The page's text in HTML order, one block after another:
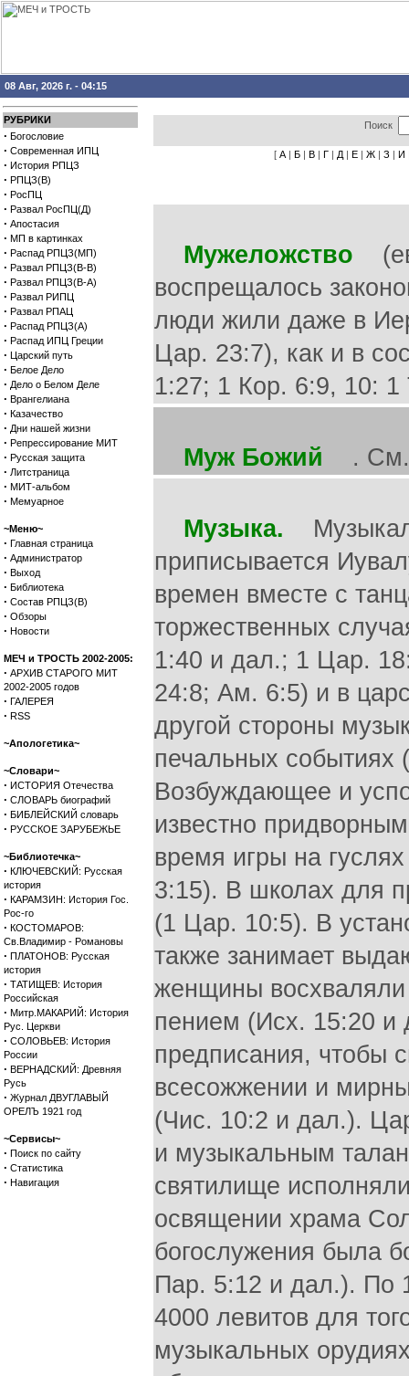
08 Авг, 2026 г. - 04:15
РУБРИКИ
· Богословие
· Современная ИПЦ
· История РПЦЗ
· РПЦЗ(В)
· РосПЦ
· Развал РосПЦ(Д)
· Апостасия
· МП в картинках
· Распад РПЦЗ(МП)
· Развал РПЦЗ(В-В)
· Развал РПЦЗ(В-А)
· Развал РИПЦ
· Развал РПАЦ
· Распад РПЦЗ(А)
· Распад ИПЦ Греции
· Царский путь
· Белое Дело
· Дело о Белом Деле
· Врангелиана
· Казачество
· Дни нашей жизни
· Репрессирование МИТ
· Русская защита
· Литстраница
· МИТ-альбом
· Мемуарное
~Меню~
· Главная страница
· Администратор
· Выход
· Библиотека
· Состав РПЦЗ(В)
· Обзоры
· Новости
МЕЧ и ТРОСТЬ 2002-2005:
· АРХИВ СТАРОГО МИТ
2002-2005 годов
· ГАЛЕРЕЯ
· RSS
~Апологетика~
~Словари~
· ИСТОРИЯ Отечества
· СЛОВАРЬ биографий
· БИБЛЕЙСКИЙ словарь
· РУССКОЕ ЗАРУБЕЖЬЕ
~Библиотечка~
· КЛЮЧЕВСКИЙ: Русская
история
· КАРАМЗИН: История Гос.
Рос-го
· КОСТОМАРОВ:
Св.Владимир - Романовы
· ПЛАТОНОВ: Русская
история
· ТАТИЩЕВ: История
Российская
· Митр.МАКАРИЙ: История
Рус. Церкви
· СОЛОВЬЕВ: История
России
· ВЕРНАДСКИЙ: Древняя
Русь
· Журнал ДВУГЛАВЫЙ
ОРЕЛЪ 1921 год
~Сервисы~
· Поиск по сайту
· Статистика
· Навигация
Поиск
[ А | Б | В | Г | Д | Е | Ж | З | И
Мужеложство
воспрещалось
люди жили даже в
Цар. 23:7), как и в
1:27; 1 Кор. 6:9, 10:
Муж Божий . См.
Музыка. Музыкальные инструменты, изобретение которых приписывается Иувалу (Быт. 4:21), упоминаются с древнейших времен вместе с танцами и пением; ими пользовались в торжественных случаях (Быт. 31:27; Исх. 15:20; 32:6,18; 3 Цар. 1:40 и дал.; 1 Цар. 18:6); при разгульных пиршествах (Ис. 5:12; 24:8; Ам. 6:5) и в царских дворцах (2 Цар. 19:35; Еккл. 2:8). С другой стороны музыка и пение выражали и горе при печальных событиях (Иер. 9:17; 2 Пар. 35:25; Мат. 9:23). Возбуждающее и успокаивающее влияние музыки было известно придворным тоскующего Саула (1 Цар. 16:16, 23). Во время игры на гуслях Илия принял дух пророчества (4 Цар. 3:15). В школах для пророков, видимо, упражнялись в музыке (1 Цар. 10:5). В установленном законом богослужении музыка также занимает выдающееся место. Уже при Чермном море женщины восхваляли Господа с тимпанами, ликованием и пением (Исх. 15:20 и дал.). Моисей дал определенные предписания, чтобы священники при приношении всесожжении и мирных жертв трубили в серебряные трубы (Чис. 10:2 и дал.). Царь Давид, который обладал поэтическим и музыкальным талантом, установил, чтобы пение и музыка в святилище исполнялись левитами (1 Пар. 16:4 и дал.; 25), при освящении храма Соломонова музыкальная часть богослужения была более величественна, чем когда-либо (2 Пар. 5:12 и дал.). По 1 Пар. 23:5 Давид, поставил не менее 4000 левитов для того, чтобы они воспевали Господа на музыкальных орудиях. После прекращения теократического образа правления и гибели Соломонова храма музыкальное искусство пришло в упадок, так что при богослужении после Вавилонского плена от него осталось только слабое подобие прошлого (Езд. 3:10 и дал.; Неем. 12:27 и дал.). Для 70 толкователей Ветхого Завета музыкальные выражения надписей над псалмами были уже непонятными. Во